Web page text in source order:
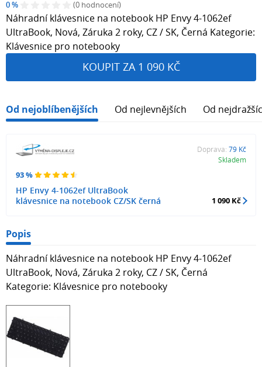
0 % (0 hodnocení)
Náhradní klávesnice na notebook HP Envy 4-1062ef
UltraBook, Nová, Záruka 2 roky, CZ / SK, Černá Kategorie:
Klávesnice pro notebooky
KOUPIT ZA 1 090 KČ
Od nejoblíbenějších Od nejlevnějších Od
93 %
HP Envy 4-1062ef UltraBook
klávesnice na notebook CZ/SK černá
Doprava: 79 Kč
Skladem
1 090 Kč
Popis
Náhradní klávesnice na notebook HP Envy 4-1062ef
UltraBook, Nová, Záruka 2 roky, CZ / SK, Černá
Kategorie: Klávesnice pro notebooky